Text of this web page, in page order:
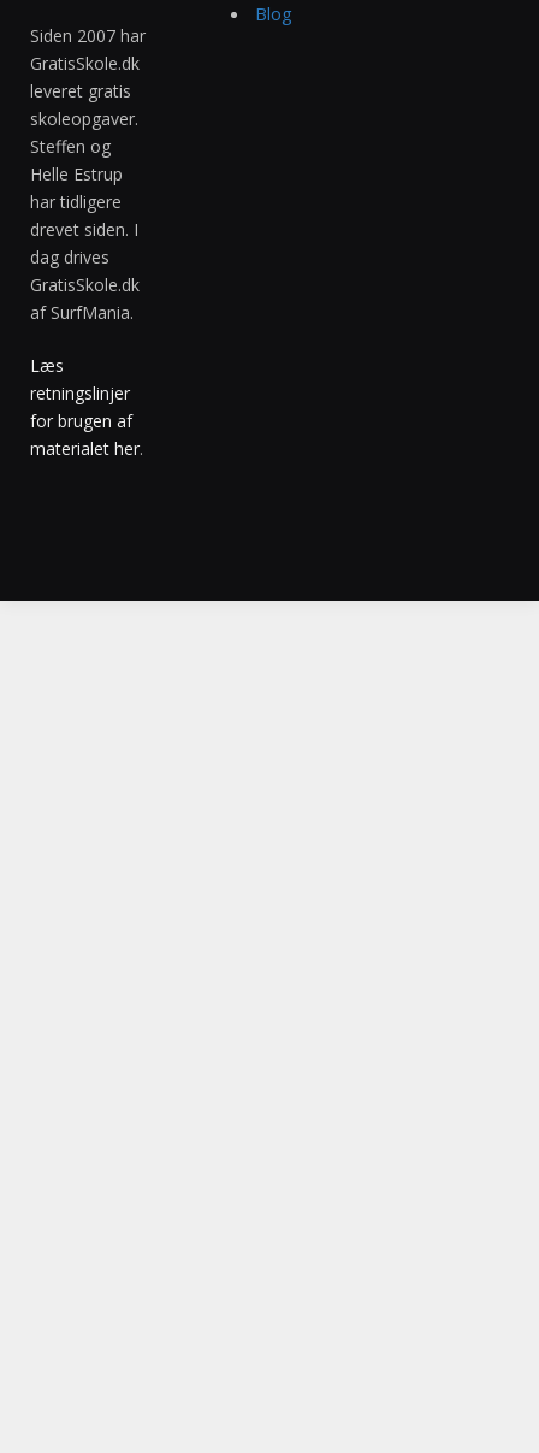
Siden 2007 har
GratisSkole.dk
leveret gratis
skoleopgaver.
Steffen og
Helle Estrup
har tidligere
drevet siden. I
dag drives
GratisSkole.dk
af SurfMania.
Læs
retningslinjer
for brugen af
materialet her.
Blog